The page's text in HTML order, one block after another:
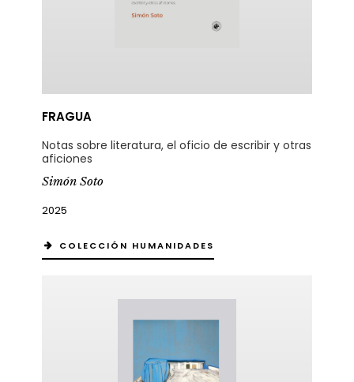
FRAGUA
Notas sobre literatura, el oficio de escribir y otras
aficiones
Simón Soto
2025
COLECCIÓN HUMANIDADES